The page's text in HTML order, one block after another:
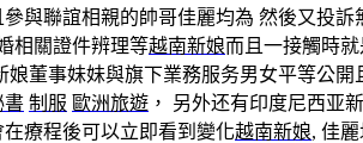
參與聯誼相親的帥哥佳麗均為 然後又投訴
相關證件辨理等越南新娘而且一接觸時
娘董事妹妹與旗下業務服务男女平等公
書 制服 歐洲旅遊 ， 另外还有印度尼西亚
療程後可以立即看到變化越南新娘, 佳